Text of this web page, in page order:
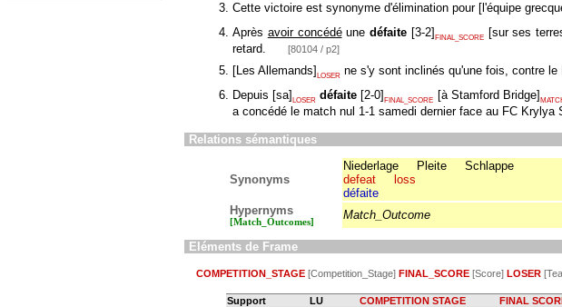
Cette victoire est synonyme d'élimination pour [ l'équipe
Après avoir concédéunedéfaite [3-2] FINAL_SCORE [sur ses
retard.
[80104 / p2]
[Les Allemands] LOSER ne s'y sont inclinés qu'une fois, contre
Depuis [sa]LOSER défaite [2-0]FINAL_SCORE [à Stamford Bridge]
a concédé le match nul 1-1 samedi dernier face au FC Krylya
Relations sémantiques
Synonyms
Niederlage Pleite
Schlappe
defeat
loss
défaite
Hypernyms
[Match_Outcomes]
Match_Outcome
Eléments de Frame
COMPETITION_STAGE [Competition_Stage] FINAL_SCORE [Score] LOSER
Support LU COMPETITION STAGE FINAL